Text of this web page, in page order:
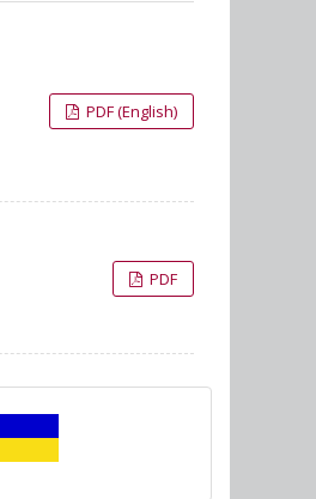
PDF (English)
PDF